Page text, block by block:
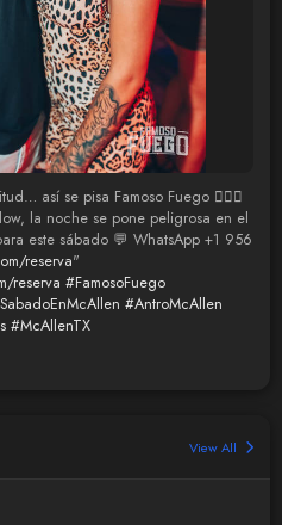
así se pisa Famoso Fuego 😮‍💨🔥
la noche se pone peligrosa en el
este sábado 💬 WhatsApp +1 956
reserva"
reserva #FamosoFuego
#AntroMcAllen
#McAllenTX
View All